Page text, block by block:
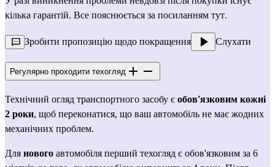
кілька гарантій. Все пояснюється за посиланням тут.
Зробити пропозицію щодо покращення Слухати
Регулярно проходити техогляд
Технічний огляд транспортного засобу є обов'язковим кожні
2 роки, щоб переконатися, що ваш автомобіль не має жодних
механічних проблем.
Для нового автомобіля перший техогляд є обов'язковим за 6